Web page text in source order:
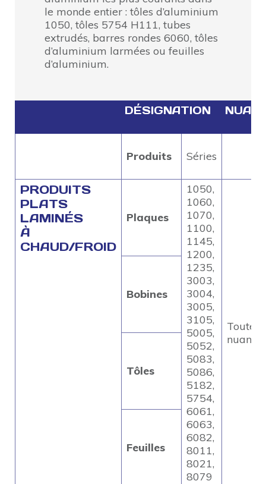
le monde entier : tôles d’aluminium
1050, tôles 5754 H111, tubes
extrudés, barres rondes 6060, tôles
d’aluminium larmées ou feuilles
d’aluminium.
DÉSIGNATION
Produits Séries
PRODUITS
PLATS
LAMINÉS
À
CHAUD/FROID
Plaques
1050,
1060,
1070,
1100,
1145,
1200,
1235,
3003,
3004,
3005,
3105,
5005,
5052,
5083,
5086,
5182,
5754,
6061,
6063,
6082,
8011,
8021,
8079
Toutes
Bobines
Tôles
Feuilles